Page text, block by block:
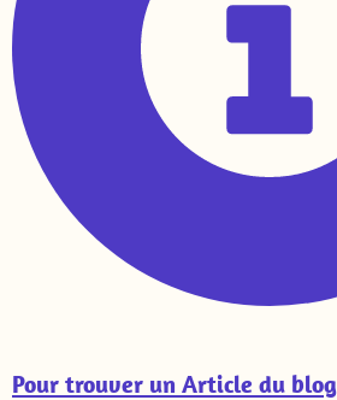
Pour trouver un Article du blog